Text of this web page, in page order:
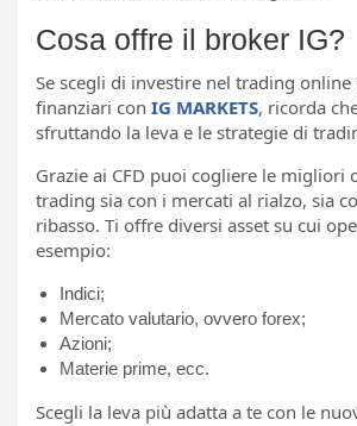
Cosa offre il broker IG?
Se scegli di investire nel trading online
finanziari con IG MARKETS, ricorda
sfruttando la leva e le strategie di
Grazie ai CFD puoi cogliere le migliori
trading sia con i mercati al rialzo, sia
ribasso. Ti offre diversi asset su cui
esempio:
Indici;
Mercato valutario, ovvero forex;
Azioni;
Materie prime, ecc.
Scegli la leva più adatta a te con le